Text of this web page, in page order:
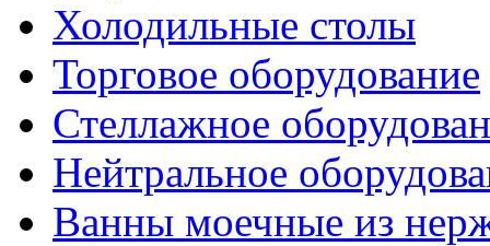
Холодильные столы
Торговое оборудование
Стеллажное
Нейтральное
Ванны моечные из